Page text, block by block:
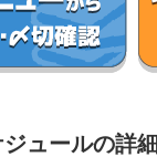
ュールの詳細